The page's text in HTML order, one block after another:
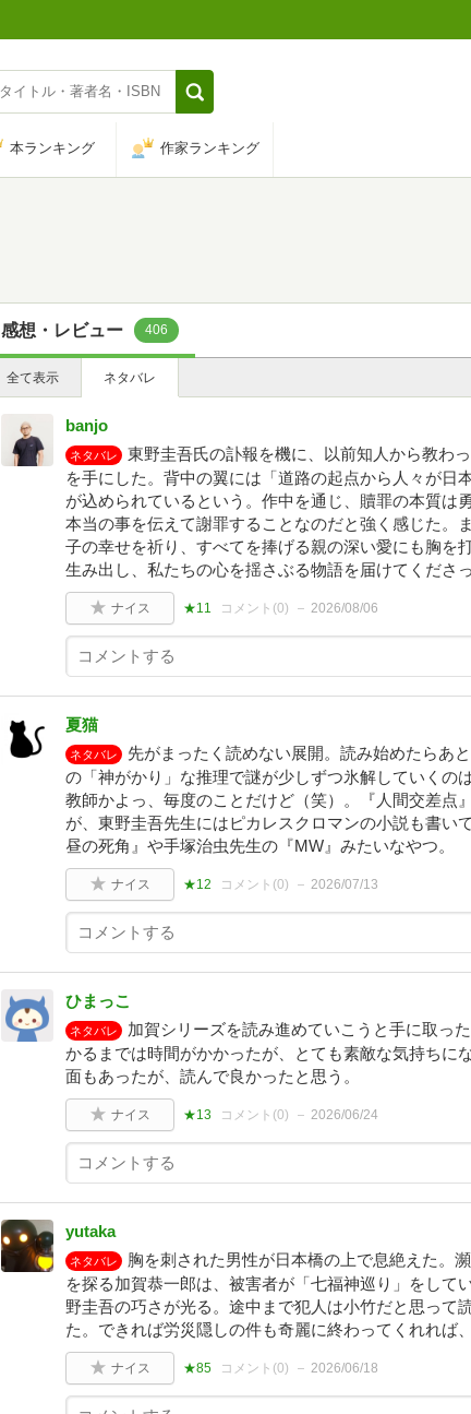
本ランキング 作家ランキング
感想・レビュー 406
全て表示 ネタバレ
banjo
ネタバレ
東野圭吾氏の訃報を機に、以前知人から教わ
を手にした。背中の翼には「道路の起点から人々が日
が込められているという。作中を通じ、贖罪の本質は
本当の事を伝えて謝罪することなのだと強く感じた。
子の幸せを祈り、すべてを捧げる親の深い愛にも胸を
生み出し、私たちの心を揺さぶる物語を届けてくださ
ナイス ★11 コメント(0) 2026/08/06
夏猫
ネタバレ
先がまったく読めない展開。読み始めたらあ
の「神がかり」な推理で謎が少しずつ氷解していくの
教師かよっ、毎度のことだけど（笑）。『人間交差点
が、東野圭吾先生にはピカレスクロマンの小説も書い
昼の死角』や手塚治虫先生の『MW』みたいなやつ。
ナイス ★12 コメント(0) 2026/07/13
ひまっこ
ネタバレ
加賀シリーズを読み進めていこうと手に取っ
かるまでは時間がかかったが、とても素敵な気持ちに
面もあったが、読んで良かったと思う。
ナイス ★13 コメント(0) 2026/06/24
yutaka
ネタバレ
胸を刺された男性が日本橋の上で息絶えた。
を探る加賀恭一郎は、被害者が「七福神巡り」をし
野圭吾の巧さが光る。途中まで犯人は小竹だと思って
た。できれば労災隠しの件も奇麗に終わってくれれば
ナイス ★85 コメント(0) 2026/06/18